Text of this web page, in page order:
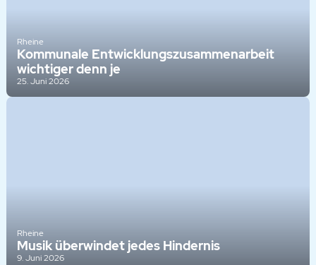
Rheine
Kommunale Entwicklungszusammenarbeit
wichtiger denn je
25. Juni 2026
Rheine
Musik überwindet jedes Hindernis
9. Juni 2026